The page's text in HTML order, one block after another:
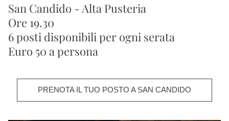
San Candido - Alta Pusteria
Ore 19.30
6 posti disponibili per ogni serata
Euro 50 a persona
PRENOTA IL TUO POSTO A SAN CANDIDO